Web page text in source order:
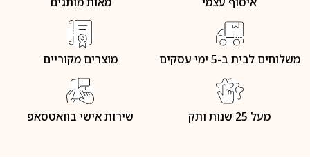
משלוחים לבית ב-5 ימי עסקים מוצרים מקוריים
מעל 25 שנות ותק שירות אישי בוואטסאפ